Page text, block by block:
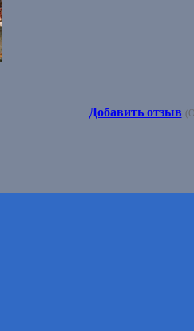
Добавить отзыв